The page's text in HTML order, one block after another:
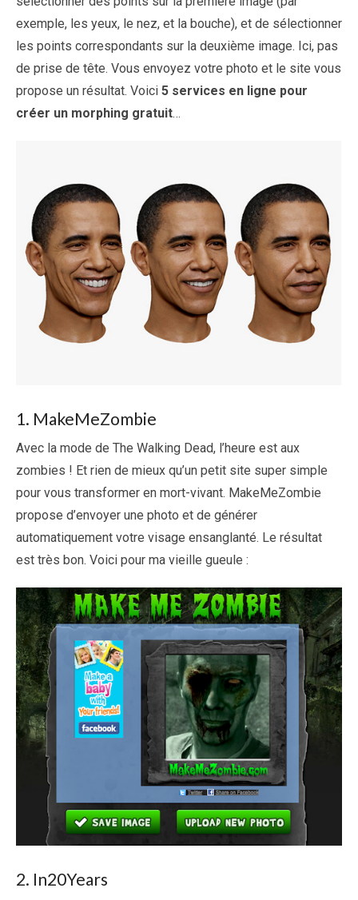
exemple, les yeux, le nez, et la bouche), et de sélectionner
les points correspondants sur la deuxième image. Ici, pas
de prise de tête. Vous envoyez votre photo et le site vous
propose un résultat. Voici 5 services en ligne pour
créer un morphing gratuit…
1. MakeMeZombie
Avec la mode de The Walking Dead, l’heure est aux
zombies ! Et rien de mieux qu’un petit site super simple
pour vous transformer en mort-vivant. MakeMeZombie
propose d’envoyer une photo et de générer
automatiquement votre visage ensanglanté. Le résultat
est très bon. Voici pour ma vieille gueule :
2. In20Years